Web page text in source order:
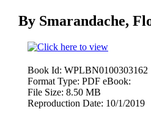
By Smarandache,
Book Id: WPLBN0100303162
Format Type: PDF eBook:
File Size: 8.50 MB
Reproduction Date: 10/1/2019